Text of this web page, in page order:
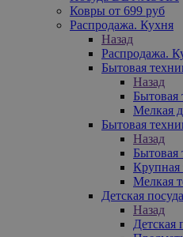
Ковры от 699 руб
Распродажа. Кухня
Назад
Распродажа.
Бытовая
Назад
Бытовая
Мелкая
Бытовая
Назад
Бытовая
Крупная
Мелкая
Детская посуда
Назад
Детская